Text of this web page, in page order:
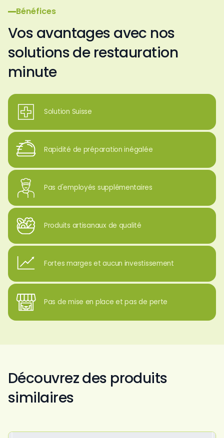
Bénéfices
Vos avantages avec nos
solutions de restauration
minute
Solution Suisse
Rapidité de préparation inégalée
Pas d'employés supplémentaires
Produits artisanaux de qualité
Fortes marges et aucun investissement
Pas de mise en place et pas de perte
Découvrez des produits
similaires